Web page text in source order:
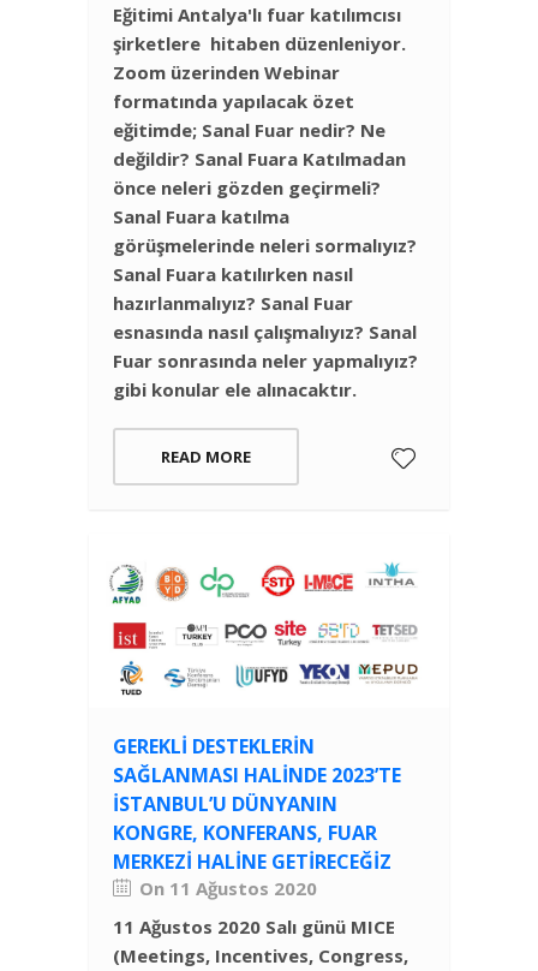
Eğitimi Antalya'lı fuar katılımcısı
şirketlere hitaben düzenleniyor.
Zoom üzerinden Webinar
formatında yapılacak özet
eğitimde; Sanal Fuar nedir? Ne
değildir? Sanal Fuara Katılmadan
önce neleri gözden geçirmeli?
Sanal Fuara katılma
görüşmelerinde neleri sormalıyız?
Sanal Fuara katılırken nasıl
hazırlanmalıyız? Sanal Fuar
esnasında nasıl çalışmalıyız? Sanal
Fuar sonrasında neler yapmalıyız?
gibi konular ele alınacaktır.
READ MORE
GEREKLI DESTEKLERIN
SAĞLANMASI HALINDE 2023’TE
İSTANBUL’U DÜNYANIN
KONGRE, KONFERANS, FUAR
MERKEZI HALINE GETIRECEĞIZ
On 11 Ağustos 2020
11 Ağustos 2020 Salı günü MICE
(Meetings, Incentives, Congress,